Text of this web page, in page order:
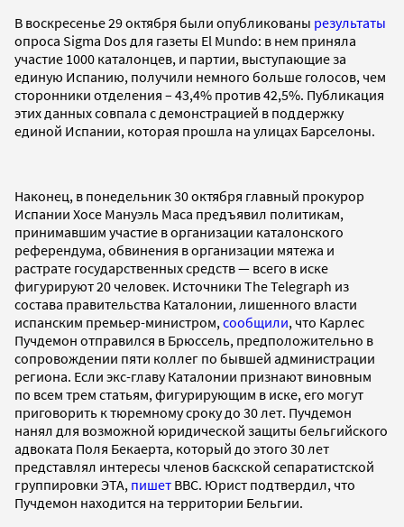
В воскресенье 29 октября были опубликованы результаты
опроса Sigma Dos для газеты El Mundo: в нем приняла
участие 1000 каталонцев, и партии, выступающие за
единую Испанию, получили немного больше голосов, чем
сторонники отделения – 43,4% против 42,5%. Публикация
этих данных совпала с демонстрацией в поддержку
единой Испании, которая прошла на улицах Барселоны.
Наконец, в понедельник 30 октября главный прокурор
Испании Хосе Мануэль Маса предъявил политикам,
принимавшим участие в организации каталонского
референдума, обвинения в организации мятежа и
растрате государственных средств — всего в иске
фигурируют 20 человек. Источники The Telegraph из
состава правительства Каталонии, лишенного власти
испанским премьер-министром, сообщили, что Карлес
Пучдемон отправился в Брюссель, предположительно в
сопровождении пяти коллег по бывшей администрации
региона. Если экс-главу Каталонии признают виновным
по всем трем статьям, фигурирующим в иске, его могут
приговорить к тюремному сроку до 30 лет. Пучдемон
нанял для возможной юридической защиты бельгийского
адвоката Поля Бекаерта, который до этого 30 лет
представлял интересы членов баскской сепаратистской
группировки ЭТА, пишет BBC. Юрист подтвердил, что
Пучдемон находится на территории Бельгии.